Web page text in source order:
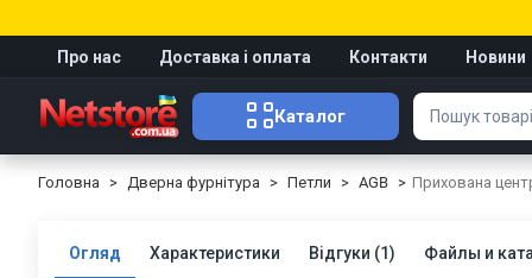
Про нас Доставка і оплата Контакти Новини
Каталог
Головна Дверна фурнітура Петли AGB Прихована
Огляд Характеристики Відгуки (1) Файлы и